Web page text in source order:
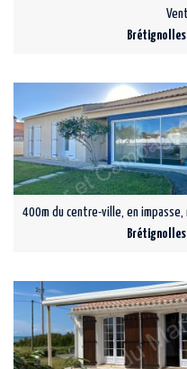
400m du centre-ville, en